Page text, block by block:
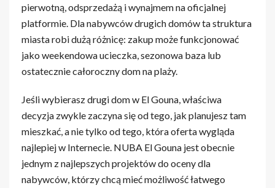
pierwotną, odsprzedażą i wynajmem na oficjalnej
platformie. Dla nabywców drugich domów ta struktura
miasta robi dużą różnicę: zakup może funkcjonować
jako weekendowa ucieczka, sezonowa baza lub
ostatecznie całoroczny dom na plaży.
Jeśli wybierasz drugi dom w El Gouna, właściwa
decyzja zwykle zaczyna się od tego, jak planujesz tam
mieszkać, a nie tylko od tego, która oferta wygląda
najlepiej w Internecie. NUBA El Gouna jest obecnie
jednym z najlepszych projektów do oceny dla
nabywców, którzy chcą mieć możliwość łatwego